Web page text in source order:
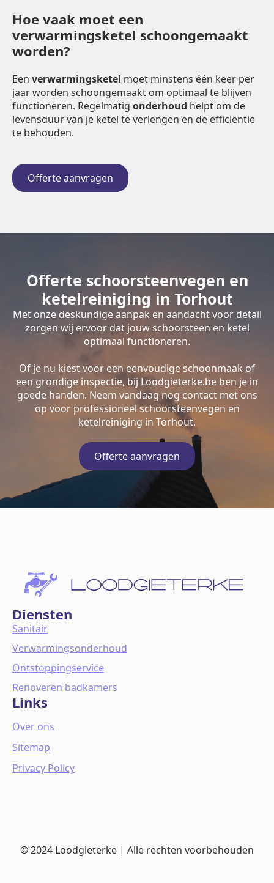
Hoe vaak moet een
verwarmingsketel schoongemaakt
worden?
Een verwarmingsketel moet minstens één keer per
jaar worden schoongemaakt om optimaal te blijven
functioneren. Regelmatig onderhoud helpt om de
levensduur van je ketel te verlengen en de efficiëntie
te behouden.
Offerte aanvragen
Offerte schoorsteenvegen en
ketelreiniging in Torhout
Met onze deskundige aanpak en aandacht voor detail
zorgen wij ervoor dat jouw schoorsteen en ketel
optimaal functioneren.
Of je nu kiest voor een eenvoudige schoonmaak of
een grondige inspectie, bij Loodgieterke.be ben je in
goede handen. Neem vandaag nog contact met ons
op voor professioneel schoorsteenvegen en
ketelreiniging in Torhout.
Offerte aanvragen
Diensten
Sanitair
Verwarmingsonderhoud
Ontstoppingservice
Renoveren badkamers
Links
Over ons
Sitemap
Privacy Policy
© 2024 Loodgieterke | Alle rechten voorbehouden